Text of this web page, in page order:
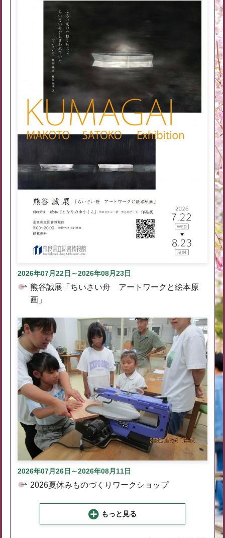
2026年07月22日～2026年08月23日
熊谷誠展「ちいさい舟 アートワークと絵本原
画」
2026年07月26日～2026年08月11日
2026夏休みものづくりワークショップ
もっと見る